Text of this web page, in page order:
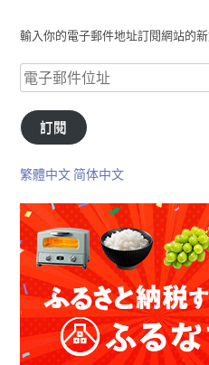
輸入你的電子郵件地址訂閱網站的
訂閱
繁體中文 简体中文